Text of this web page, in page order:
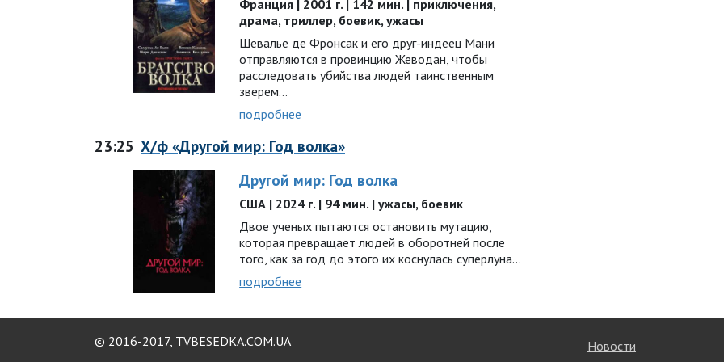
Франция | 2001 г. | 142 мин. | приключения,
драма, триллер, боевик, ужасы
Шевалье де Фронсак и его друг-индеец Мани
отправляются в провинцию Жеводан, чтобы
расследовать убийства людей таинственным
зверем…
подробнее
23:25 Х/ф «Другой мир: Год волка»
Другой мир: Год волка
США | 2024 г. | 94 мин. | ужасы, боевик
Двое ученых пытаются остановить мутацию,
которая превращает людей в оборотней после
того, как за год до этого их коснулась суперлуна…
подробнее
© 2016-2017, TVBESEDKA.COM.UA Новости